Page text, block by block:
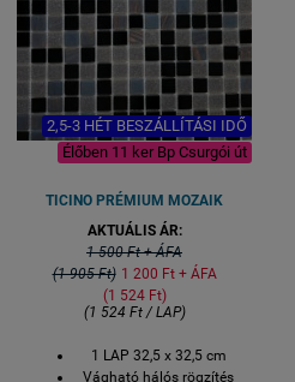
2,5-3 HÉT BESZÁLLÍTÁSI IDŐ
Élőben 11 ker Bp Csurgói út
TICINO PRÉMIUM MOZAIK
AKTUÁLIS ÁR:
1 500 Ft + ÁFA
(1 905 Ft) 1 200 Ft + ÁFA
(1 524 Ft)
(1 524 Ft / LAP)
1 LAP 32,5 x 32,5 cm
Vágható hálós rögzítés